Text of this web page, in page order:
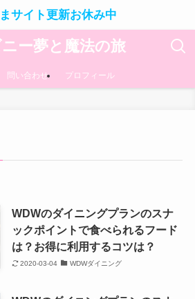
サイト更新お休み中
ー夢と魔法の旅
問い合わせ プロフィール
WDWのダイニングプランのスナ
ックポイントで食べられるフード
は？お得に利用するコツは？
2020-03-04 WDWダイニング